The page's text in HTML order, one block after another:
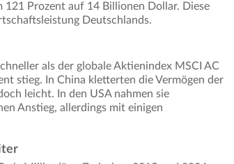
121 Prozent auf 14 Billionen Dollar. Diese
Deutschlands.
als der globale Aktienindex MSCI AC
stieg. In China kletterten die Vermögen der
leicht. In den USA nahmen sie
Anstieg, allerdings mit einigen